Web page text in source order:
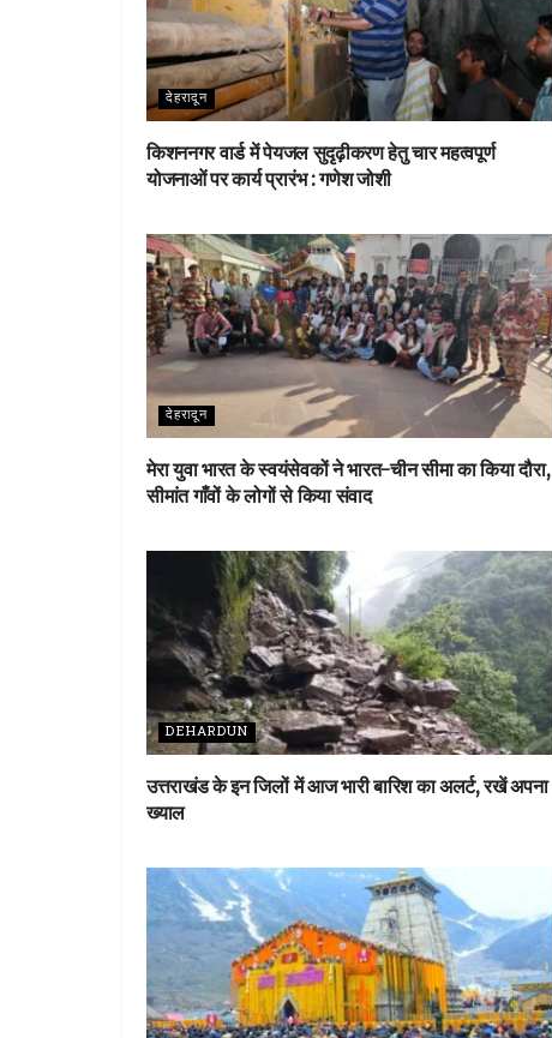
देहरादून
किशननगर वार्ड में पेयजल सुदृढ़ीकरण हेतु चार महत्वपूर्ण
योजनाओं पर कार्य प्रारंभ : गणेश जोशी
देहरादून
मेरा युवा भारत के स्वयंसेवकों ने भारत-चीन सीमा का किया दौरा,
सीमांत गाँवों के लोगों से किया संवाद
DEHARDUN
उत्तराखंड के इन जिलों में आज भारी बारिश का अलर्ट, रखें अपना
ख्याल